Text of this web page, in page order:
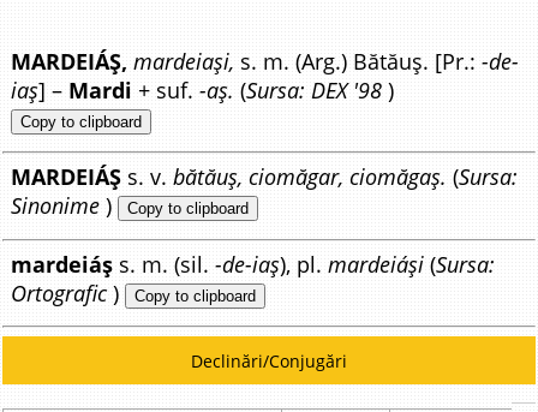
MARDEIÁȘ, mardeiași, s. m. (Arg.) Bătăuș. [Pr.:-de-
iaș] – Mardi + suf.-aș. (Sursa: DEX '98 )
Copy to clipboard
MARDEIÁȘ s. v.bătăuș, ciomăgar, ciomăgaș. (Sursa:
Sinonime ) Copy to clipboard
mardeiáș s. m. (sil.-de-iaș), pl.mardeiáși (Sursa:
Ortografic ) Copy to clipboard
Declinări/Conjugări